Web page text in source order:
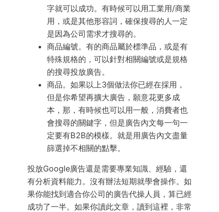
字就可以成功。有時候可以用工業用/商業
用，或是其他形容詞，確保搜尋的人一定
是因為公司需求才搜尋的。
商品編號。有的商品屬於標準品，或是有
特殊規格的，可以針對相關編號或是規格
的搜尋投放廣告。
商品。如果以上3個做法你已經在採用，
但是你希望再擴大廣告，願意花更多成
本，那，有時候也可以用一般，消費者也
會搜尋的關鍵字，但是廣告內文每一句一
定要有B2B的模樣。就是用廣告內文盡量
篩選掉不相關的點擊。
投放Google廣告還是需要專業知識、經驗，還
有分析資料能力。沒有辦法短期就學會操作。如
果你能找到適合你公司的廣告代操人員，算已經
成功了一半。如果你讀此文章，讀到這裡，非常